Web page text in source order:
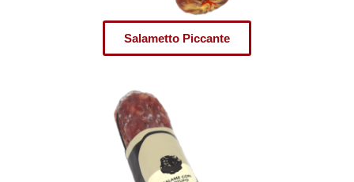
Salametto Piccante